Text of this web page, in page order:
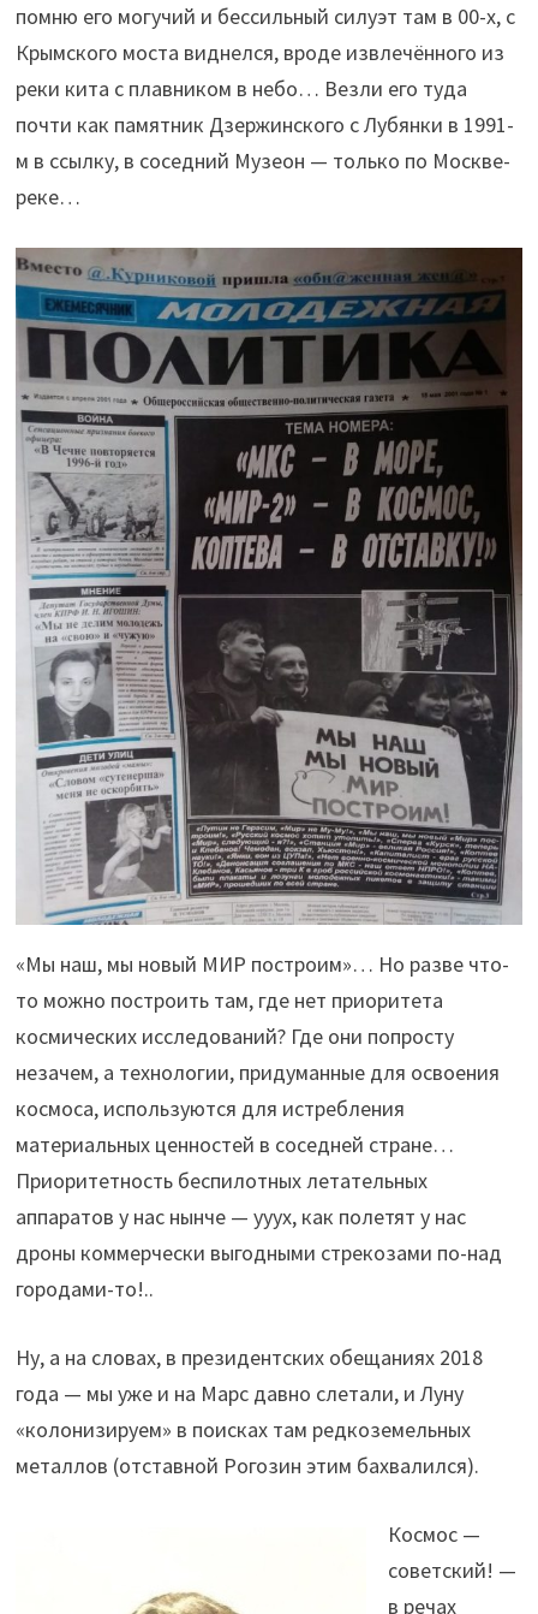
помню его могучий и бессильный силуэт там в 00-х, с
Крымского моста виднелся, вроде извлечённого из
реки кита с плавником в небо… Везли его туда
почти как памятник Дзержинского с Лубянки в 1991-
м в ссылку, в соседний Музеон — только по Москве-
реке…
«Мы наш, мы новый МИР построим»… Но разве что-
то можно построить там, где нет приоритета
космических исследований? Где они попросту
незачем, а технологии, придуманные для освоения
космоса, используются для истребления
материальных ценностей в соседней стране…
Приоритетность беспилотных летательных
аппаратов у нас нынче — ууух, как полетят у нас
дроны коммерчески выгодными стрекозами по-над
городами-то!..
Ну, а на словах, в президентских обещаниях 2018
года — мы уже и на Марс давно слетали, и Луну
«колонизируем» в поисках там редкоземельных
металлов (отставной Рогозин этим бахвалился).
Космос —
советский! —
в речах